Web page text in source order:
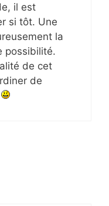
il est
si tôt. Une
la
possibilité.
de cet
de